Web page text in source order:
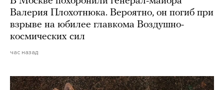
Валерия Плохотнюка. Вероятно, он погиб при
взрыве на юбилее главкома Воздушно-
космических сил
час назад